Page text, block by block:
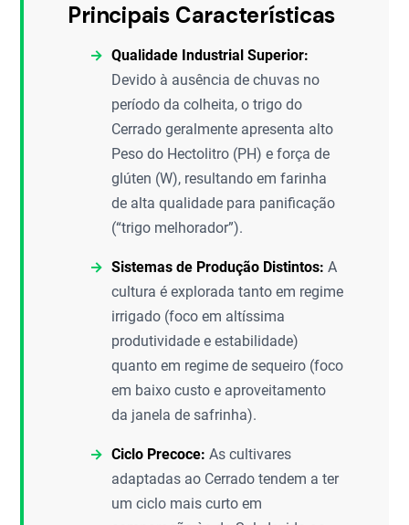
Principais Características
Qualidade Industrial Superior:
Devido à ausência de chuvas no
período da colheita, o trigo do
Cerrado geralmente apresenta alto
Peso do Hectolitro (PH) e força de
glúten (W), resultando em farinha
de alta qualidade para panificação
(“trigo melhorador”).
Sistemas de Produção Distintos: A
cultura é explorada tanto em regime
irrigado (foco em altíssima
produtividade e estabilidade)
quanto em regime de sequeiro (foco
em baixo custo e aproveitamento
da janela de safrinha).
Ciclo Precoce: As cultivares
adaptadas ao Cerrado tendem a ter
um ciclo mais curto em